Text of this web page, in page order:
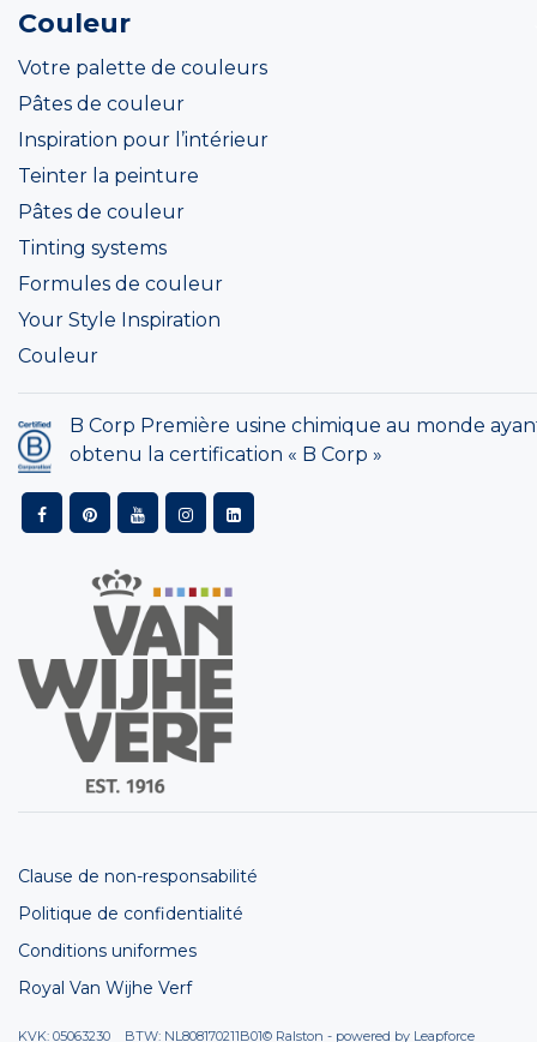
Couleur
Votre palette de couleurs
Pâtes de couleur
Inspiration pour l’intérieur
Teinter la peinture
Pâtes de couleur
Tinting systems
Formules de couleur
Your Style Inspiration
Couleur
B Corp Première usine chimique au monde
obtenu la certification « B Corp »
Clause de non-responsabilité
Politique de confidentialité
Conditions uniformes
Royal Van Wijhe Verf
KVK: 05063230 BTW: NL808170211B01© Ralston - powered by Leapforce